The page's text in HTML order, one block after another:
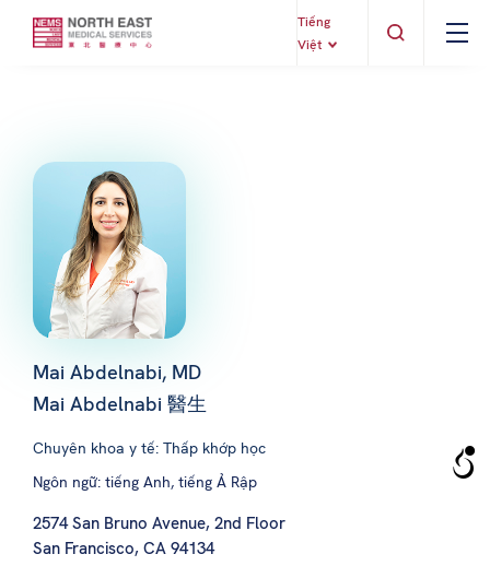
Tiếng
Việt
Mai Abdelnabi, MD
Mai Abdelnabi 醫生
Chuyên khoa y tế: Thấp khớp học
Ngôn ngữ: tiếng Anh, tiếng Ả Rập
2574 San Bruno Avenue, 2nd Floor
San Francisco, CA 94134